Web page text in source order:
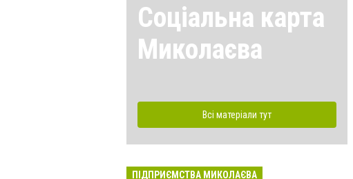
Соціальна карта
Миколаєва
Всі матеріали тут
ПІДПРИЄМСТВА МИКОЛАЄВА